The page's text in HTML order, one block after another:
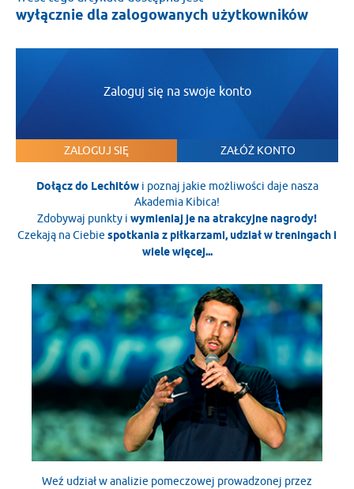
wyłącznie dla zalogowanych użytkowników
Zaloguj się na swoje konto
ZALOGUJ SIĘ ZAŁÓŻ KONTO
Dołącz do Lechitówi poznaj jakie możliwości daje nasza
Akademia Kibica!
Zdobywaj punkty i wymieniaj je na atrakcyjne nagrody!
Czekają na Ciebie spotkania z piłkarzami, udział w treningach i
wiele więcej...
Weź udział w analizie pomeczowej prowadzonej przez